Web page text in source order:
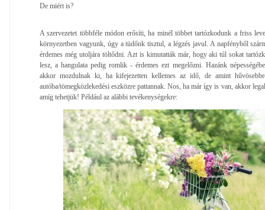
De miért is?
A szervezetet többféle módon erősíti, ha minél többet tartózkodunk a friss
környezetben vagyunk, úgy a tüdőnk tisztul, a légzés javul. A napfényből
érdemes még utoljára töltődni. Azt is kimutatták már, hogy aki túl sokat
lesz, a hangulata pedig romlik - érdemes ezt megelőzni. Hazánk
akkor mozdulnak ki, ha kifejezetten kellemes az idő, de amint
autóba/tömegközlekedési eszközre pattannak. Nos, ha már így is van, akkor
amíg tehetjük! Például az alábbi tevékenységekre: